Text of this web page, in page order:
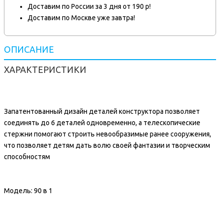
Доставим по России за 3 дня от 190 р!
Доставим по Москве уже завтра!
ОПИСАНИЕ
ХАРАКТЕРИСТИКИ
Запатентованный дизайн деталей конструктора позволяет
соединять до 6 деталей одновременно, а телескопические
стержни помогают строить невообразимые ранее сооружения,
что позволяет детям дать волю своей фантазии и творческим
способностям
Модель: 90 в 1